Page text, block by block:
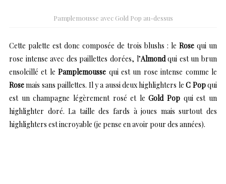
Pamplemousse avec Gold Pop au-dessus
Cette palette est donc composée de trois blushs : le Rose qui un
rose intense avec des paillettes dorées, l’Almondqui est un brun
ensoleillé et lePamplemousse qui est un rose intense comme le
Rosemais sans paillettes. Il y a aussi deux highlighters leC Popqui
est un champagne légèrement rosé et leGold Pop qui est un
highlighter doré. La taille des fards à joues mais surtout des
highlighters est incroyable (je pense en avoir pour des années).